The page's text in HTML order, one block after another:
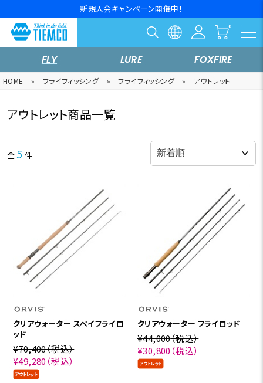
新規入会キャンペーン開催中！
FLY LURE FOXFIRE
HOME » フライフィッシング » フライフィッシング » アウトレット
アウトレット商品一覧
全 5 件
クリアウォーター スペイフライロ
ッド
¥70,400（税込）
¥49,280 （税込）
クリアウォーター フライロッド
¥44,000（税込）
¥30,800 （税込）